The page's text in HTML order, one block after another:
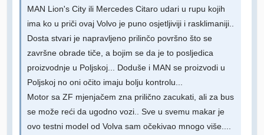
MAN Lion's City ili Mercedes Citaro udari u rupu kojih
ima ko u priči ovaj Volvo je puno osjetljiviji i rasklimaniji..
Dosta stvari je napravljeno prilinčo površno što se
završne obrade tiče, a bojim se da je to posljedica
proizvodnje u Poljskoj... Doduše i MAN se proizvodi u
Poljskoj no oni očito imaju bolju kontrolu...
Motor sa ZF mjenjačem zna prilično zacukati, ali za bus
se može reći da ugodno vozi.. Sve u svemu makar je
ovo testni model od Volva sam očekivao mnogo više....